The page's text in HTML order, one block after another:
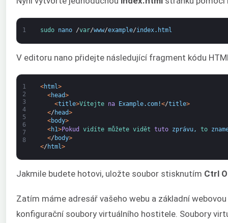
1 sudo nano /var/www/example/index. html
V editoru nano přidejte následující fragment kódu
1
2
3
4
5
6
7
8
<html>
<head>
<title>Vítejte na Example. com!</title>
</ head>
<body>
<h1>Pokud vidíte můžete vidět tuto zprávu, to
</ body>
</ html >
Jakmile budete hotovi, uložte soubor stisknutím Ctrl O
Zatím máme adresář vašeho webu a základní
konfigurační soubory virtuálního hostitele. Soubory